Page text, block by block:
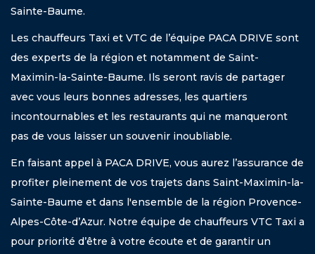
Sainte-Baume.
Les chauffeurs Taxi et VTC de l’équipe PACA DRIVE sont
des experts de la région et notamment de Saint-
Maximin-la-Sainte-Baume. Ils seront ravis de partager
avec vous leurs bonnes adresses, les quartiers
incontournables et les restaurants qui ne manqueront
pas de vous laisser un souvenir inoubliable.
En faisant appel à PACA DRIVE, vous aurez l’assurance de
profiter pleinement de vos trajets dans Saint-Maximin-la-
Sainte-Baume et dans l'ensemble de la région Provence-
Alpes-Côte-d’Azur. Notre équipe de chauffeurs VTC Taxi a
pour priorité d’être à votre écoute et de garantir un